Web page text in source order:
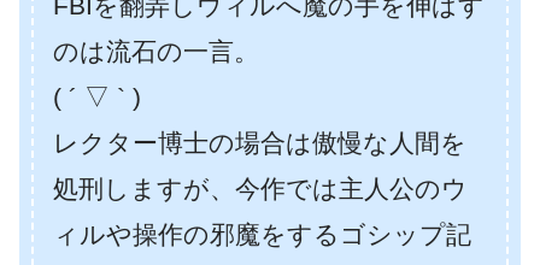
FBIを翻弄しウィルへ魔の手を伸ばす
のは流石の一言。
( ´ ▽ ` )
レクター博士の場合は傲慢な人間を
処刑しますが、今作では主人公のウ
ィルや操作の邪魔をするゴシップ記